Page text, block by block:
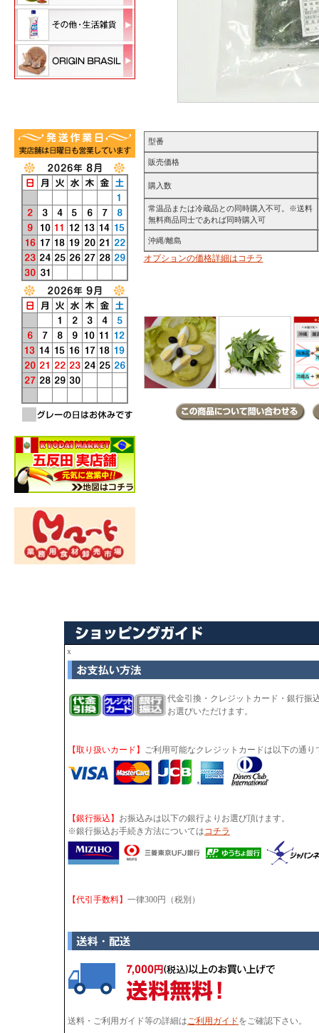
型番
販売価格
購入数
常温品または冷蔵品との同時購入不可。※送料
無料商品同士であれば同時購入可
沖縄/離島
オプションの価格詳細はコチラ
ｘ
代金引換・クレジットカード・銀行振
お選びいただけます。
【取り扱いカード】 ご利用可能なクレジットカードは以下の通り
【銀行振込】 お振込みは以下の銀行よりお選び頂けます。
※銀行振込お手続き方法についてはコチラ
【代引手数料】 一律300円（税別）
送料・ご利用ガイド等の詳細はご利用ガイドをご確認下さい。